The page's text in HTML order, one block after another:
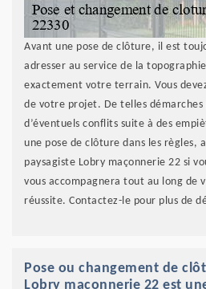
Avant une pose de clôture, il est
adresser au service de la
exactement votre terrain. Vous
de votre projet. De telles
d’éventuels conflits suite à des
une pose de clôture dans les règles,
paysagiste Lobry maçonnerie 22 si
vous accompagnera tout au long de
réussite. Contactez-le pour plus de
Pose ou changement de
Lobry maçonnerie 22 est